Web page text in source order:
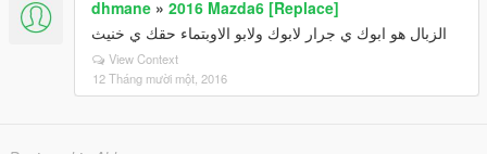
dhmane » 2016 Mazda6 [Replace]
الزبال هو ابوك ي جرار لابوك ولابو الاوبتماء حقك ي خنيث
View Context
12 Tháng mười một, 2016